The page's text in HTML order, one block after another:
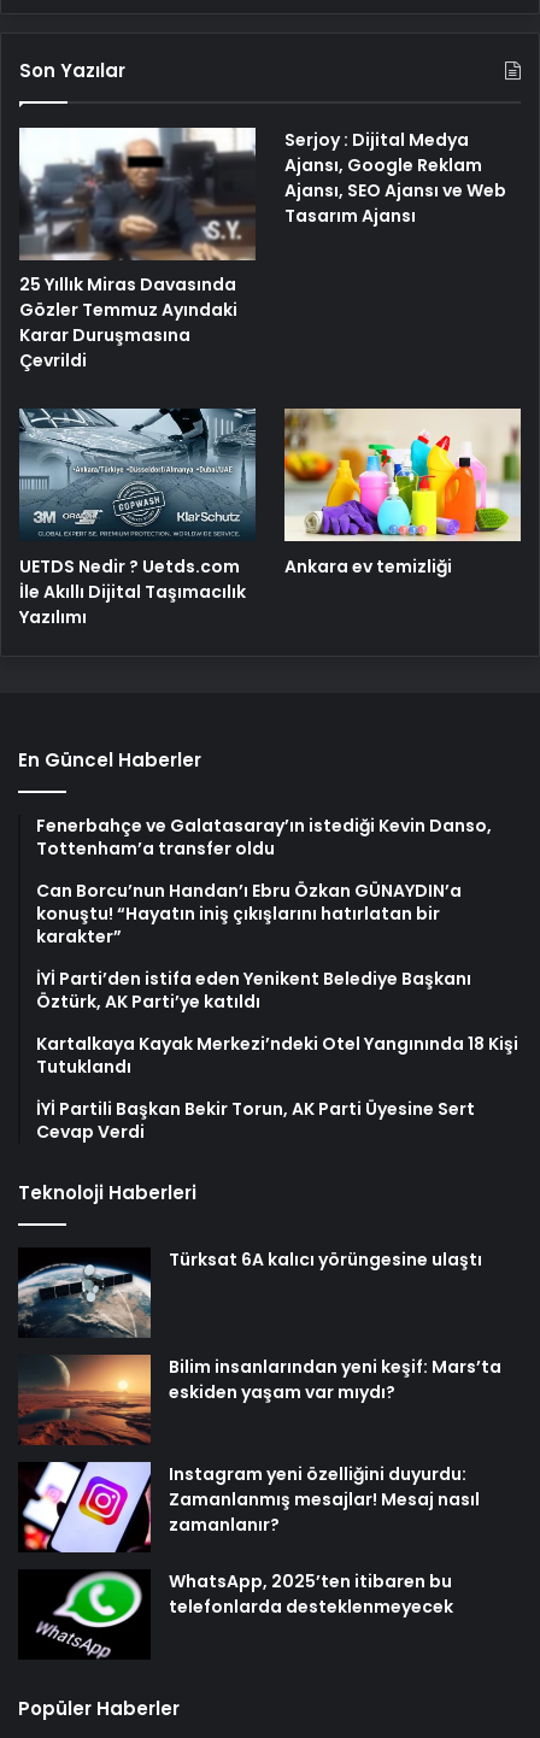
Son Yazılar
25 Yıllık Miras Davasında
Gözler Temmuz Ayındaki
Karar Duruşmasına
Çevrildi
Serjoy : Dijital Medya
Ajansı, Google Reklam
Ajansı, SEO Ajansı ve Web
Tasarım Ajansı
UETDS Nedir ? Uetds.com
İle Akıllı Dijital Taşımacılık
Yazılımı
Ankara ev temizliği
En Güncel Haberler
Fenerbahçe ve Galatasaray’ın istediği Kevin Danso,
Tottenham’a transfer oldu
Can Borcu’nun Handan’ı Ebru Özkan GÜNAYDIN’a
konuştu! “Hayatın iniş çıkışlarını hatırlatan bir
karakter”
İYİ Parti’den istifa eden Yenikent Belediye Başkanı
Öztürk, AK Parti’ye katıldı
Kartalkaya Kayak Merkezi’ndeki Otel Yangınında 18 Kişi
Tutuklandı
İYİ Partili Başkan Bekir Torun, AK Parti Üyesine Sert
Cevap Verdi
Teknoloji Haberleri
Türksat 6A kalıcı yörüngesine ulaştı
Bilim insanlarından yeni keşif: Mars’ta
eskiden yaşam var mıydı?
Instagram yeni özelliğini duyurdu:
Zamanlanmış mesajlar! Mesaj nasıl
zamanlanır?
WhatsApp, 2025’ten itibaren bu
telefonlarda desteklenmeyecek
Popüler Haberler